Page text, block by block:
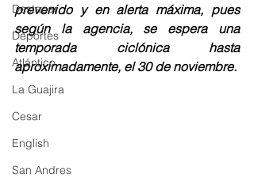
Destacar
Deportes
Atlántico
La Guajira
Cesar
English
San Andres
prevenido y en alerta máxima, pues
según la agencia, se espera una
temporada ciclónica hasta
aproximadamente, el 30 de noviembre.